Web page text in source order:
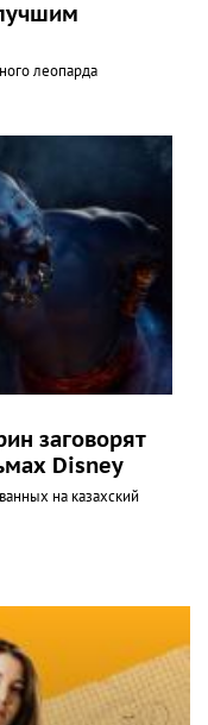
леопарда
заговорят
Disney
на казахский